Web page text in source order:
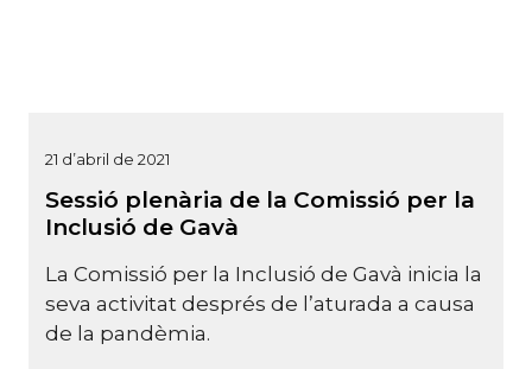
21 d’abril de 2021
Sessió plenària de la Comissió per la
Inclusió de Gavà
La Comissió per la Inclusió de Gavà inicia la
seva activitat després de l’aturada a causa
de la pandèmia.